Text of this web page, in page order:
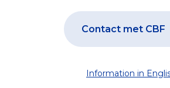
Contact met CBF
Information in